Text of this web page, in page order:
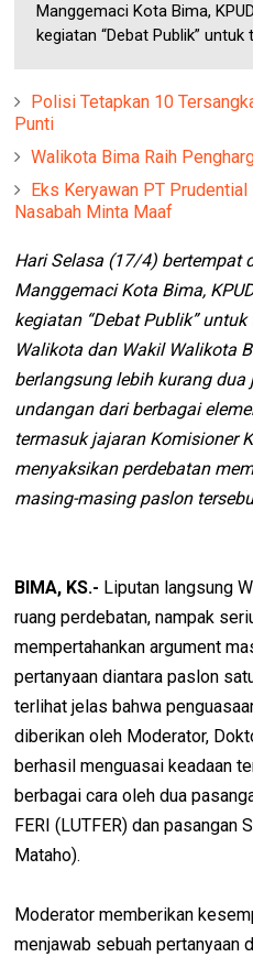
Manggemaci Kota Bima,
kegiatan “Debat Publik” untuk
Polisi Tetapkan 10
Punti
Walikota Bima Raih
Eks Keryawan PT
Nasabah Minta Maaf
Hari Selasa (17/4) bertempat
Manggemaci Kota Bima,
kegiatan “Debat Publik”
Walikota dan Wakil Walikota
berlangsung lebih kurang
undangan dari berbagai
termasuk jajaran Komisioner
menyaksikan perdebatan
masing-masing paslon
BIMA, KS.- Liputan langsung
ruang perdebatan, nampak
mempertahankan argument
pertanyaan diantara paslon
terlihat jelas bahwa
diberikan oleh Moderator,
berhasil menguasai keadaan
berbagai cara oleh dua
FERI (LUTFER) dan pasangan
Mataho).
Moderator memberikan
menjawab sebuah pertanyaan